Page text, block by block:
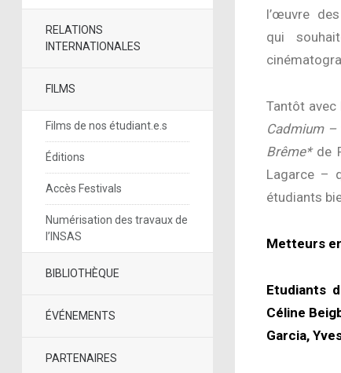
RELATIONS
INTERNATIONALES
FILMS
Films de nos étudiant.e.s
Éditions
Accès Festivals
Numérisation des travaux de
l’INSAS
BIBLIOTHÈQUE
ÉVÉNEMENTS
PARTENAIRES
l’œuvre
qui
Tantôt
Cadmium –
Brême* de
Lagarce –
étudiants
Metteurs
Etudiants
Céline
Garcia,